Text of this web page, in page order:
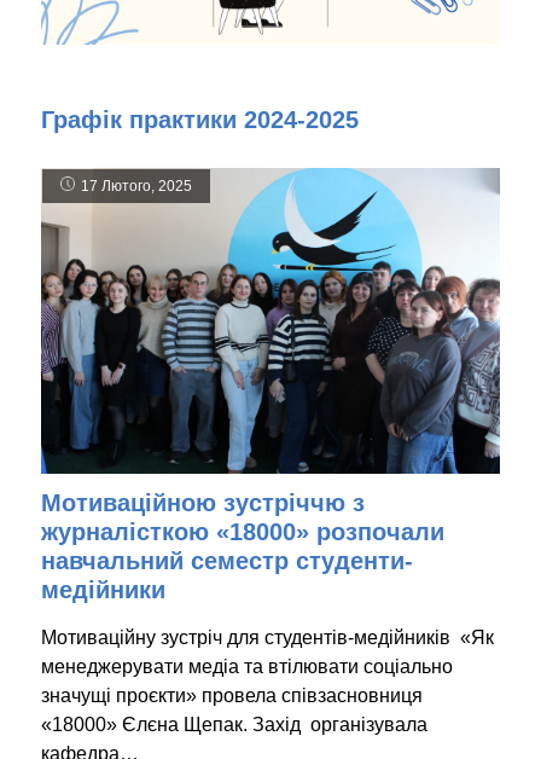
Графік практики 2024-2025
17 Лютого, 2025
Мотиваційною зустріччю з
журналісткою «18000» розпочали
навчальний семестр студенти-
медійники
Мотиваційну зустріч для студентів-медійників «Як
менеджерувати медіа та втілювати соціально
значущі проєкти» провела співзасновниця
«18000» Єлєна Щепак. Захід організувала
кафедра…